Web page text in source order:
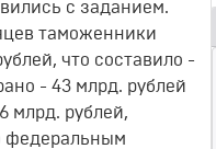
с заданием.
таможенники
что составило -
- 43 млрд. рублей
млрд. рублей,
федеральным